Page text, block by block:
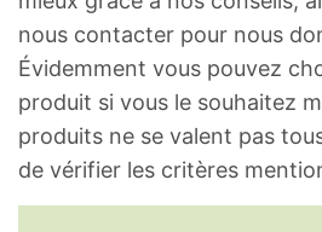
nous contacter pour nous
Évidemment vous pouvez
produit si vous le souhaitez
produits ne se valent pas
de vérifier les critères